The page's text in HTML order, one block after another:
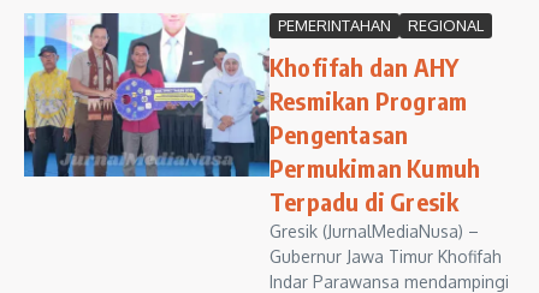
PEMERINTAHAN REGIONAL
Khofifah dan AHY
Resmikan Program
Pengentasan
Permukiman Kumuh
Terpadu di Gresik
Gresik (JurnalMediaNusa) –
Gubernur Jawa Timur Khofifah
Indar Parawansa mendampingi